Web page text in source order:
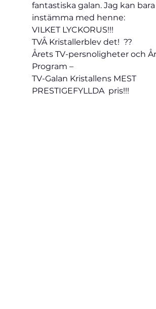
fantastiska galan. Jag kan bara
instämma med henne:
VILKET LYCKORUS!!!
TVÅ Kristallerblev det! ??
Årets TV-persnoligheter och
Program –
TV-Galan Kristallens MEST
PRESTIGEFYLLDA  pris!!!